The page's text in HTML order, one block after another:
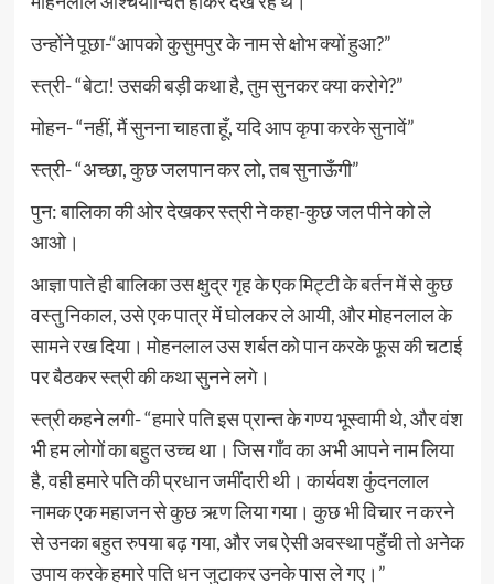
उन्होंने पूछा-“आपको कुसुमपुर के नाम से क्षोभ क्यों हुआ?”
स्त्री- “बेटा! उसकी बड़ी कथा है, तुम सुनकर क्या करोगे?”
मोहन- “नहीं, मैं सुनना चाहता हूँ, यदि आप कृपा करके सुनावें”
स्त्री- “अच्छा, कुछ जलपान कर लो, तब सुनाऊँगी”
पुन: बालिका की ओर देखकर स्त्री ने कहा-कुछ जल पीने को ले
आओ।
आज्ञा पाते ही बालिका उस क्षुद्र गृह के एक मिट्टी के बर्तन में से कुछ
वस्तु निकाल, उसे एक पात्र में घोलकर ले आयी, और मोहनलाल के
सामने रख दिया। मोहनलाल उस शर्बत को पान करके फूस की चटाई
पर बैठकर स्त्री की कथा सुनने लगे।
स्त्री कहने लगी- “हमारे पति इस प्रान्त के गण्य भूस्वामी थे, और वंश
भी हम लोगों का बहुत उच्च था। जिस गाँव का अभी आपने नाम लिया
है, वही हमारे पति की प्रधान जमींदारी थी। कार्यवश कुंदनलाल
नामक एक महाजन से कुछ ऋण लिया गया। कुछ भी विचार न करने
से उनका बहुत रुपया बढ़ गया, और जब ऐसी अवस्था पहुँची तो अनेक
उपाय करके हमारे पति धन जुटाकर उनके पास ले गए।”